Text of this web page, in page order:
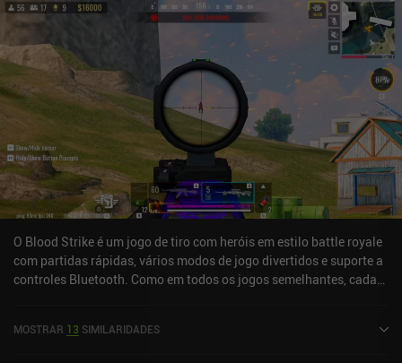
O Blood Strike é um jogo de tiro com heróis em estilo battle royale
com partidas rápidas, vários modos de jogo divertidos e suporte a
controles Bluetooth. Como em todos os jogos semelhantes, cada
sobrevivente. O jogo é jogado sozinho ou em equipes de 2 ou 4
MOSTRAR 13 SIMILARIDADES